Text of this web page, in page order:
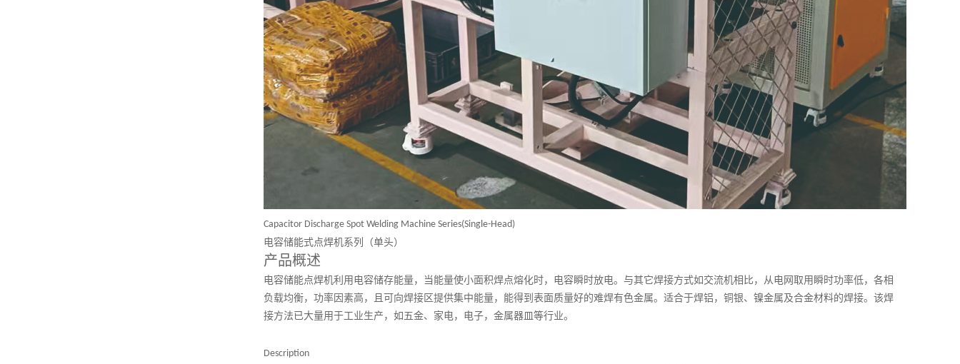
Capacitor Discharge Spot Welding Machine Series(Single-Head)
电容储能式点焊机系列（单头）
产品概述
电容储能点焊机利用电容储存能量，当能量使小面积焊点熔化时，电容瞬时放电。与其它焊接方式如交流机相比，从电网取用瞬时功率低，各相
负载均衡，功率因素高，且可向焊接区提供集中能量，能得到表面质量好的难焊有色金属。适合于焊铝，铜银、镍金属及合金材料的焊接。该焊
接方法已大量用于工业生产，如五金、家电，电子，金属器皿等行业。
Description